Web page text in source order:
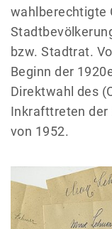
wahlberechtigte
bzw. Stadtrat.
Beginn der
Direktwahl des
Inkrafttreten der
von 1952.